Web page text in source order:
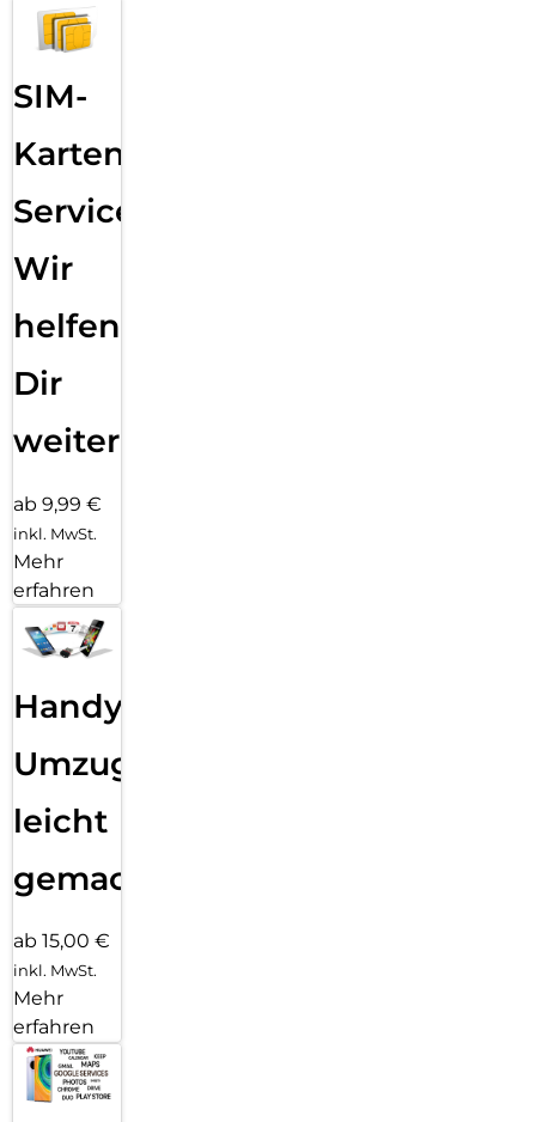
SIM-
Karten
Service:
Wir
helfen
Dir
weiter
ab 9,99 €
inkl. MwSt.
Mehr
erfahren
Handy
Umzug
leicht
gemacht!
ab 15,00 €
inkl. MwSt.
Mehr
erfahren